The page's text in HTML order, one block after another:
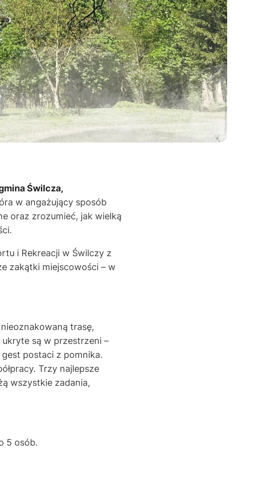
Świlcza,
w angażujący sposób
oraz zrozumieć, jak wielką
i Rekreacji w Świlczy z
zakątki miejscowości – w
trasę,
ukryte są w przestrzeni –
postaci z pomnika.
Trzy najlepsze
wszystkie zadania,
5 osób.